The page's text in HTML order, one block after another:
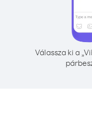
Válassza ki a